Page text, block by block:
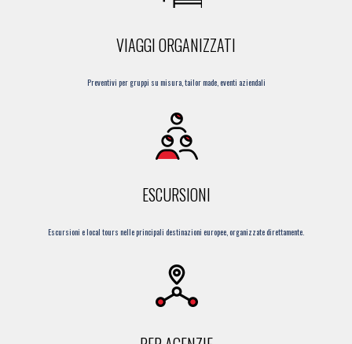
VIAGGI ORGANIZZATI
Preventivi per gruppi su misura, tailor made, eventi aziendali
ESCURSIONI
Escursioni e local tours nelle principali destinazioni europee, organizzate direttamente.